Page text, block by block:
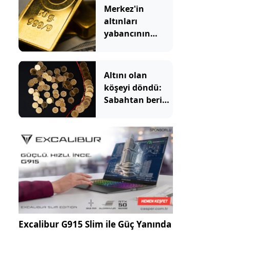
Merkez'in
altınları
yabancının
Altını olan
köşeyi döndü:
Sabahtan beri
kazandırdı
Excalibur G915 Slim ile Güç Yanında